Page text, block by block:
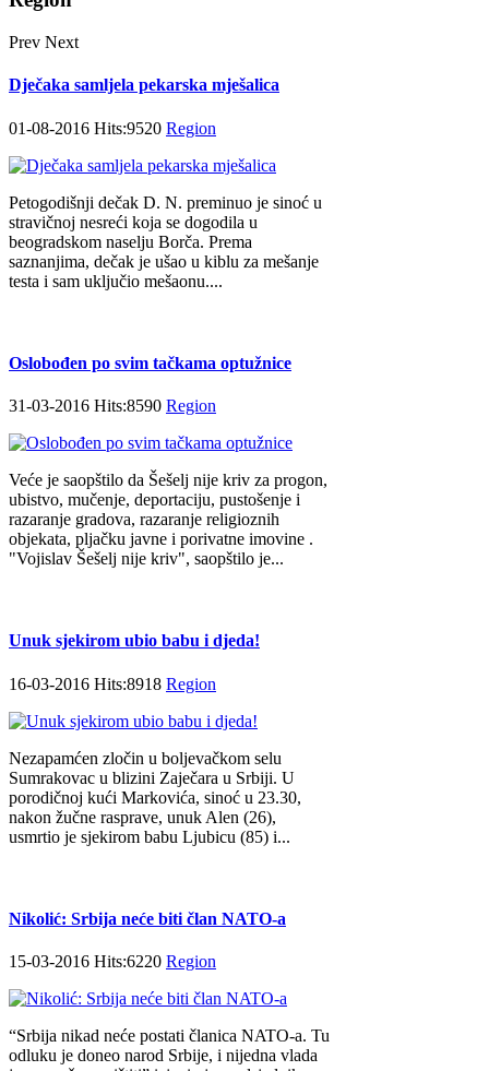
Prev Next
Dječaka samljela pekarska mješalica
01-08-2016 Hits:9520 Region
Petogodišnji dečak D. N. preminuo je sinoć u
stravičnoj nesreći koja se dogodila u
beogradskom naselju Borča. Prema
saznanjima, dečak je ušao u kiblu za mešanje
testa i sam uključio mešaonu....
Oslobođen po svim tačkama optužnice
31-03-2016 Hits:8590 Region
Veće je saopštilo da Šešelj nije kriv za progon,
ubistvo, mučenje, deportaciju, pustošenje i
razaranje gradova, razaranje religioznih
objekata, pljačku javne i porivatne imovine .
"Vojislav Šešelj nije kriv", saopštilo je...
Unuk sjekirom ubio babu i djeda!
16-03-2016 Hits:8918 Region
Nezapamćen zločin u boljevačkom selu
Sumrakovac u blizini Zaječara u Srbiji. U
porodičnoj kući Markovića, sinoć u 23.30,
nakon žučne rasprave, unuk Alen (26),
usmrtio je sjekirom babu Ljubicu (85) i...
Nikolić: Srbija neće biti član NATO-a
15-03-2016 Hits:6220 Region
“Srbija nikad neće postati članica NATO-a. Tu
odluku je doneo narod Srbije, i nijedna vlada